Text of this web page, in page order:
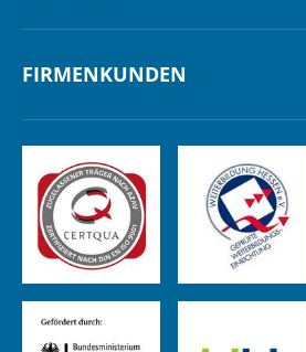
FIRMENKUNDEN